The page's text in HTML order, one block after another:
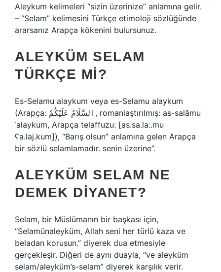
Aleykum kelimeleri “sizin üzerinize” anlamına gelir.
– “Selam” kelimesini Türkçe etimoloji sözlüğünde
ararsanız Arapça kökenini bulursunuz.
ALEYKÜM SELAM
TÜRKÇE MI?
Es-Selamu alaykum veya es-Selamu alaykum
(Arapça: ٱلسَّلَامُ عَلَيْكُمْ‎, romanlaştırılmış: as-salāmu
ʿalaykum, Arapça telaffuzu: [as.sa.laː.mu
ʕa.laj.kum]), “Barış olsun” anlamına gelen Arapça
bir sözlü selamlamadır. senin üzerine”.
ALEYKÜM SELAM NE
DEMEK DIYANET?
Selam, bir Müslümanın bir başkası için,
“Selamünaleyküm, Allah seni her türlü kaza ve
beladan korusun.” diyerek dua etmesiyle
gerçekleşir. Diğeri de aynı duayla, “ve aleyküm
selam/aleyküm’s-selam” diyerek karşılık verir.